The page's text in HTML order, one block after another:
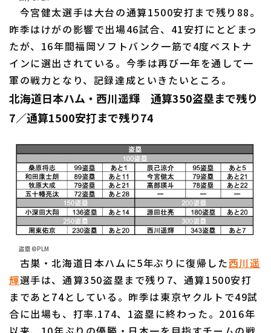
今宮健太選手は大台の通算1500安打まで残り88。
昨季はけがの影響で出場46試合、41安打にとどまっ
たが、16年間福岡ソフトバンク一筋で4度ベストナ
インに選出されている。今季は再び一年を通して一
軍の戦力となり、記録達成といきたいところ。
北海道日本ハム・西川遥輝 通算350盗塁まで残り
7／通算1500安打まで残り74
盗塁 ©PLM
古巣・北海道日本ハムに5年ぶりに復帰した西川遥
輝選手は、通算350盗塁まで残り7、通算1500安打
まであと74としている。昨季は東京ヤクルトで49試
合に出場も、打率.174、1盗塁に終わった。2016年